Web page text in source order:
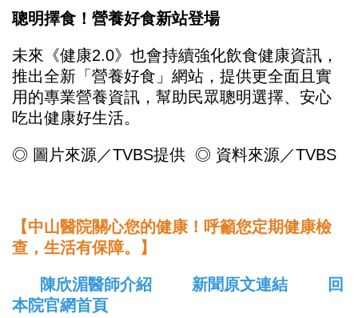
聰明擇食！營養好食新站登場
未來《健康2.0》也會持續強化飲食健康資訊，
推出全新「營養好食」網站，提供更全面且實
用的專業營養資訊，幫助民眾聰明選擇、安心
吃出健康好生活。
◎ 圖片來源／TVBS提供 ◎ 資料來源／TVBS
【中山醫院關心您的健康！呼籲您定期健康檢
查，生活有保障。】
陳欣湄醫師介紹
新聞原文連結
回
本院官網首頁